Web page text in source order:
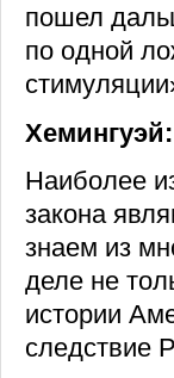
пошел
по одной
Наиболее
закона
знаем из
деле не
истории
следствие